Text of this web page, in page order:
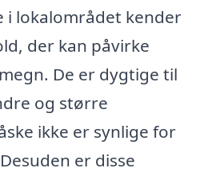
i lokalområdet kender
der kan påvirke
De er dygtige til
og større
ikke er synlige for
er disse